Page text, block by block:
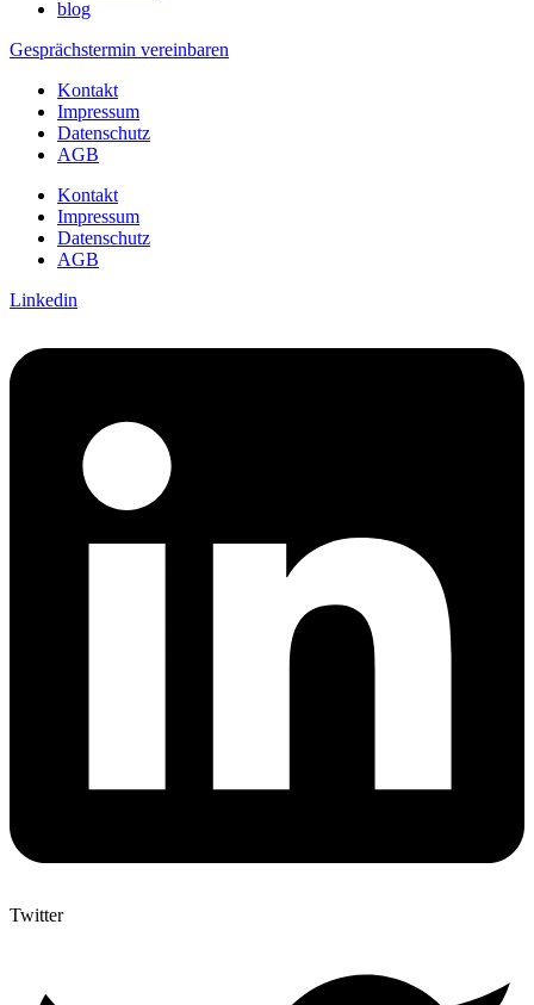
blog
Gesprächstermin vereinbaren
Kontakt
Impressum
Datenschutz
AGB
Kontakt
Impressum
Datenschutz
AGB
Linkedin
Twitter